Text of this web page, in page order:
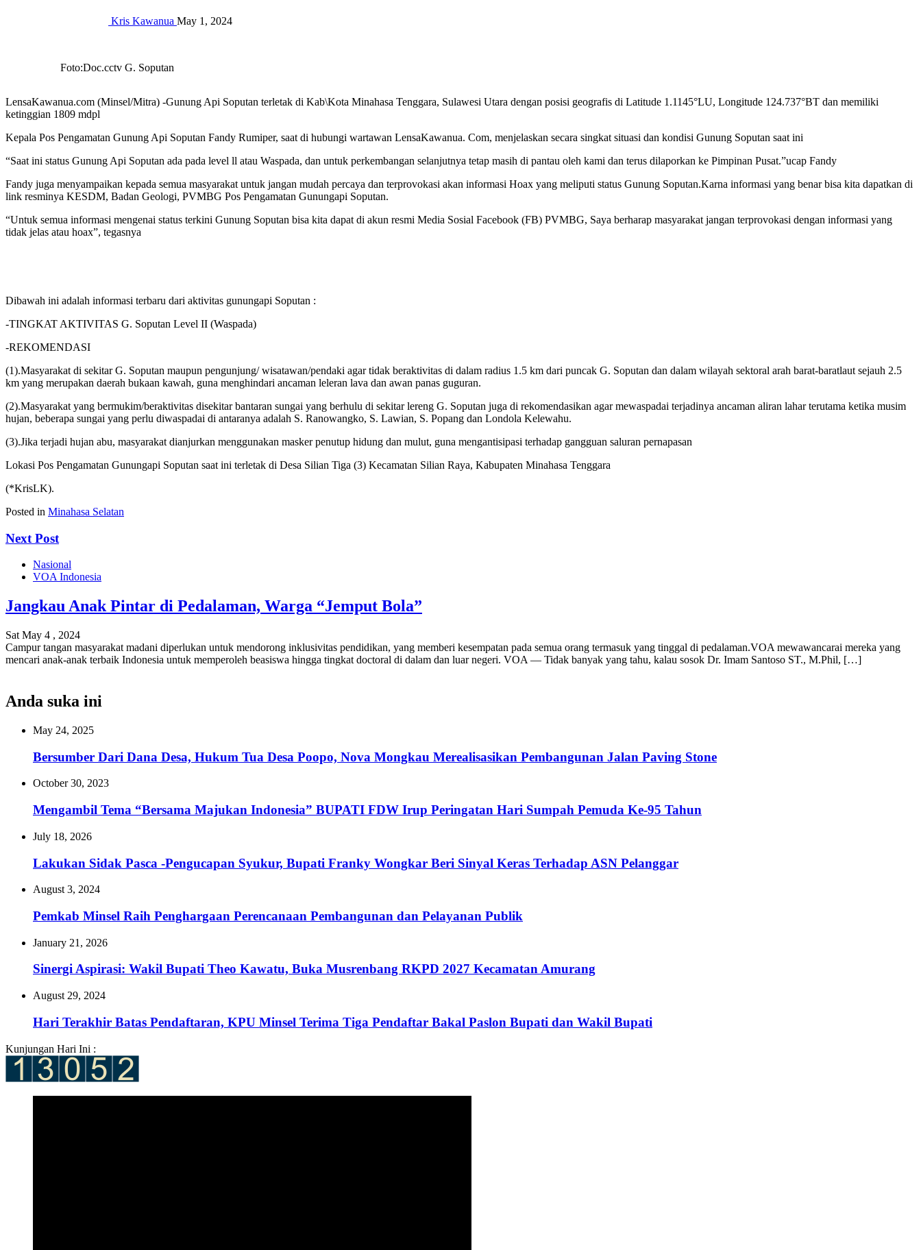
Kris Kawanua May 1, 2024
Foto:Doc.cctv G. Soputan
LensaKawanua.com (Minsel/Mitra) -Gunung Api Soputan terletak di Kab\Kota Minahasa Tenggara, Sulawesi Utara dengan posisi geografis di Latitude 1.1145°LU, Longitude 124.737°BT dan memiliki
ketinggian 1809 mdpl
Kepala Pos Pengamatan Gunung Api Soputan Fandy Rumiper, saat di hubungi wartawan LensaKawanua. Com, menjelaskan secara singkat situasi dan kondisi Gunung Soputan saat ini
“Saat ini status Gunung Api Soputan ada pada level ll atau Waspada, dan untuk perkembangan selanjutnya tetap masih di pantau oleh kami dan terus dilaporkan ke Pimpinan Pusat.”ucap Fandy
Fandy juga menyampaikan kepada semua masyarakat untuk jangan mudah percaya dan terprovokasi akan informasi Hoax yang meliputi status Gunung Soputan.Karna informasi yang benar bisa kita dapatkan di
link resminya KESDM, Badan Geologi, PVMBG Pos Pengamatan Gunungapi Soputan.
“Untuk semua informasi mengenai status terkini Gunung Soputan bisa kita dapat di akun resmi Media Sosial Facebook (FB) PVMBG, Saya berharap masyarakat jangan terprovokasi dengan informasi yang
tidak jelas atau hoax”, tegasnya
Dibawah ini adalah informasi terbaru dari aktivitas gunungapi Soputan :
-TINGKAT AKTIVITAS G. Soputan Level II (Waspada)
-REKOMENDASI
(1).Masyarakat di sekitar G. Soputan maupun pengunjung/ wisatawan/pendaki agar tidak beraktivitas di dalam radius 1.5 km dari puncak G. Soputan dan dalam wilayah sektoral arah barat-baratlaut sejauh 2.5
km yang merupakan daerah bukaan kawah, guna menghindari ancaman leleran lava dan awan panas guguran.
(2).Masyarakat yang bermukim/beraktivitas disekitar bantaran sungai yang berhulu di sekitar lereng G. Soputan juga di rekomendasikan agar mewaspadai terjadinya ancaman aliran lahar terutama ketika musim
hujan, beberapa sungai yang perlu diwaspadai di antaranya adalah S. Ranowangko, S. Lawian, S. Popang dan Londola Kelewahu.
(3).Jika terjadi hujan abu, masyarakat dianjurkan menggunakan masker penutup hidung dan mulut, guna mengantisipasi terhadap gangguan saluran pernapasan
Lokasi Pos Pengamatan Gunungapi Soputan saat ini terletak di Desa Silian Tiga (3) Kecamatan Silian Raya, Kabupaten Minahasa Tenggara
(*KrisLK).
Posted in Minahasa Selatan
Next Post
Nasional
VOA Indonesia
Jangkau Anak Pintar di Pedalaman, Warga “Jemput Bola”
Sat May 4 , 2024
Campur tangan masyarakat madani diperlukan untuk mendorong inklusivitas pendidikan, yang memberi kesempatan pada semua orang termasuk yang tinggal di pedalaman.VOA mewawancarai mereka yang
mencari anak-anak terbaik Indonesia untuk memperoleh beasiswa hingga tingkat doctoral di dalam dan luar negeri. VOA — Tidak banyak yang tahu, kalau sosok Dr. Imam Santoso ST., M.Phil, […]
Anda suka ini
May 24, 2025
Bersumber Dari Dana Desa, Hukum Tua Desa Poopo, Nova Mongkau Merealisasikan Pembangunan Jalan Paving Stone
October 30, 2023
Mengambil Tema “Bersama Majukan Indonesia” BUPATI FDW Irup Peringatan Hari Sumpah Pemuda Ke-95 Tahun
July 18, 2026
Lakukan Sidak Pasca -Pengucapan Syukur, Bupati Franky Wongkar Beri Sinyal Keras Terhadap ASN Pelanggar‎
August 3, 2024
Pemkab Minsel Raih Penghargaan Perencanaan Pembangunan dan Pelayanan Publik
January 21, 2026
Sinergi Aspirasi: Wakil Bupati Theo Kawatu, Buka Musrenbang RKPD 2027 Kecamatan Amurang‎‎
August 29, 2024
Hari Terakhir Batas Pendaftaran, KPU Minsel Terima Tiga Pendaftar Bakal Paslon Bupati dan Wakil Bupati
Kunjungan Hari Ini :